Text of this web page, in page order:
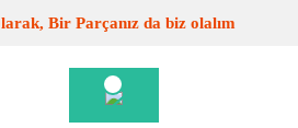
Bir Parçanız da biz olalım